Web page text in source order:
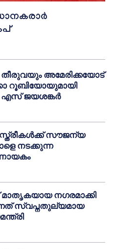
അമേരിക്കയോട്
റൂബിയോയുമായി
എസ് ജയശങ്കർ
സൗജന്യ
നടക്കുന്ന
മാതൃകയായ നഗരമാക്കി
സ്വപ്നതുല്യമായ